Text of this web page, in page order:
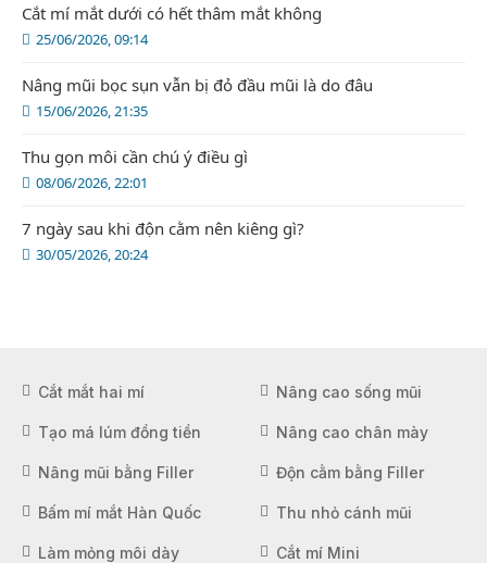
25/06/2026, 09:14
Cắt mí mắt dưới có hết thâm mắt không
15/06/2026, 21:35
Nâng mũi bọc sụn vẫn bị đỏ đầu mũi là do đâu
08/06/2026, 22:01
Thu gọn môi cần chú ý điều gì
30/05/2026, 20:24
7 ngày sau khi độn cằm nên kiêng gì?
Cắt mắt hai mí Nâng cao sống mũi
Tạo má lúm đồng tiền Nâng cao chân mày
Nâng mũi bằng Filler Độn cằm bằng Filler
Bấm mí mắt Hàn Quốc Thu nhỏ cánh mũi
Làm mỏng môi dày Cắt mí Mini